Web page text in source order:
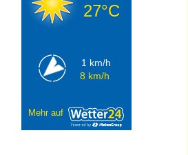
27°C
Mehr auf
1 km/h
8 km/h